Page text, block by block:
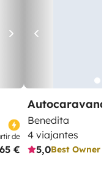
de
65 €
Autocaravana
Benedita
4 viajantes
5,0Best Owner